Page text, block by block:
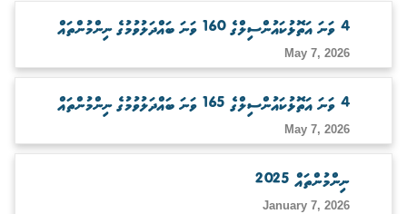
4 ވަނަ އަތޮޅުކައުންސިލްގެ 160 ވަނަ ބައްދަލުވުމުގެ ނިންމުންތައް
May 7, 2026
4 ވަނަ އަތޮޅުކައުންސިލްގެ 165 ވަނަ ބައްދަލުވުމުގެ ނިންމުންތައް
May 7, 2026
ނިންމުންތައް 2025
January 7, 2026